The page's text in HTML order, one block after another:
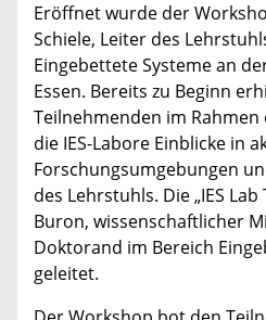
Eröffnet wurde der
Schiele, Leiter des
Eingebettete Systeme an
Essen. Bereits zu Beginn
Teilnehmenden im
die IES-Labore Einblicke in
Forschungsumgebungen
des Lehrstuhls. Die „IES
Buron, wissenschaftlicher
Doktorand im Bereich
geleitet.